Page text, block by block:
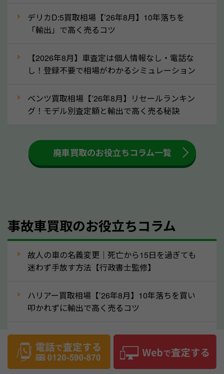
実績」で確認できます。
⑤車内の簡単な清掃で買取価格アップも！
しばらく乗っていない車は、車内のシートや座席の下
が汚れていることも多いです。シミや汚れが付着して
す。車内の汚れは簡単な清掃だけで取り除けることも
多いため、査定前にチェックして、清掃をしておくの
大きな汚れがない限り必要はありません。査定に影響
するケースは少ないため、そのままお持ちいただいて
あるため、まずは青森県のソコカラへ車の状態につい
てお気軽にご相談ください。
⑥車の需要が高まるタイミングで売るのも
高価買取のポイント！
買取依頼をするのもポイントです。車にも需要の高い
れば、高い価格でも買取やすくなります。一般的に新
生活に向けた準備を始める1〜3月ごろは、中古車の
デリカD:5買取相場【’26年8月】10年落ちを
「輸出」で高く売るコツ
【2026年8月】車査定は個人情報なし・電話な
し！登録不要で相場がわかるシミュレーション
ベンツ買取相場【’26年8月】リセールランキン
グ！モデル別査定額と輸出で高く売る秘訣
廃車買取のお役立ちコラム一覧
事故車買取のお役立ちコラム
故人の車の名義変更｜死亡から15日を過ぎても
迷わず手放す方法【行政書士監修】
ハリアー買取相場【’26年8月】10年落ちを買い
叩かれずに輸出で高く売るコツ
ヴェルファイア買取相場【’26年8月】10年落ち
でも「輸出」で高く売るコツ